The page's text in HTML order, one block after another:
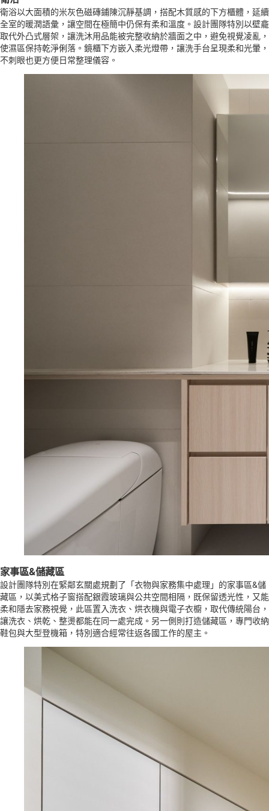
衛浴以大面積的米灰色磁磚鋪陳沉靜基調，搭配木質感的下方櫃體，延續
全室的暖潤語彙，讓空間在極簡中仍保有柔和溫度。設計團隊特別以壁龕
取代外凸式層架，讓洗沐用品能被完整收納於牆面之中，避免視覺凌亂，
使濕區保持乾淨俐落。鏡櫃下方嵌入柔光燈帶，讓洗手台呈現柔和光暈，
不刺眼也更方便日常整理儀容。
家事區&儲藏區
設計團隊特別在緊鄰玄關處規劃了「衣物與家務集中處理」的家事區&儲
藏區，以美式格子窗搭配銀霞玻璃與公共空間相隔，既保留透光性，又能
柔和隱去家務視覺，此區置入洗衣、烘衣機與電子衣櫥，取代傳統陽台，
讓洗衣、烘乾、整燙都能在同一處完成。另一側則打造儲藏區，專門收納
鞋包與大型登機箱，特別適合經常往返各國工作的屋主。